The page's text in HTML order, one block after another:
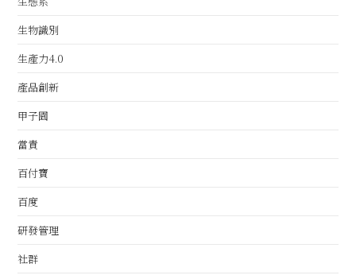
生物識別
生產力4.0
產品創新
甲子園
當責
百付寶
百度
研發管理
社群